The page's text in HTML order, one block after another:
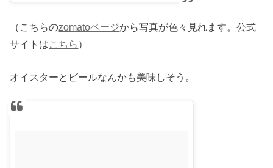
（こちらのzomatoページから写真が色々見れます。公式
サイトは こちら ）
オイスターとビールなんかも美味しそう。